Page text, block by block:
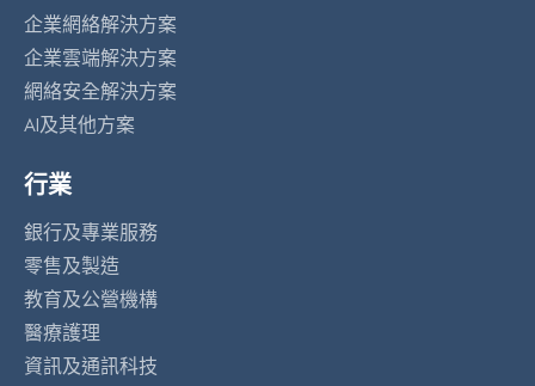
企業網絡解決方案
企業雲端解決方案
網絡安全解決方案
AI及其他方案
行業
銀行及專業服務
零售及製造
教育及公營機構
醫療護理
資訊及通訊科技